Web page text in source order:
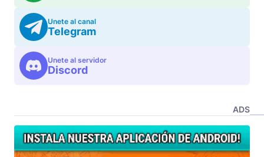
Unete al canal
Telegram
Unete al servidor
Discord
ADS